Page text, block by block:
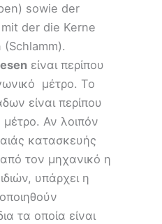
sowie der
der die Kerne
είναι περίπου
μέτρο. Το
είναι περίπου
Αν λοιπόν
κατασκευής
τον μηχανικό η
υπάρχει η
τα οποία είναι